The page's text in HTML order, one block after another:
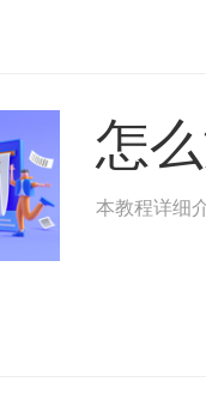
怎
本教程详细